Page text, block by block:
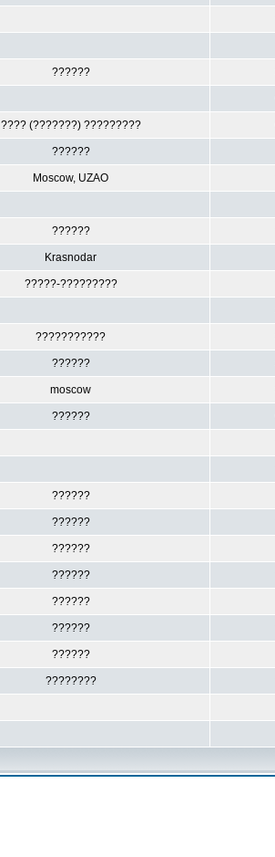
??????
???? (???????) ?????????
??????
Moscow, UZAO
??????
Krasnodar
?????-?????????
???????????
??????
moscow
??????
??????
??????
??????
??????
??????
??????
??????
????????